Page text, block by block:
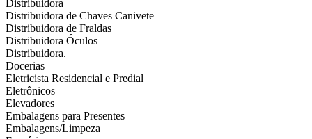
Distribuidora
Distribuidora de Chaves Canivete
Distribuidora de Fraldas
Distribuidora Óculos
Distribuidora.
Docerias
Eletricista Residencial e Predial
Eletrônicos
Elevadores
Embalagens para Presentes
Embalagens/Limpeza